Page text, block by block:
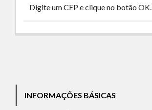
Digite um CEP e clique no botão OK.
INFORMAÇÕES BÁSICAS